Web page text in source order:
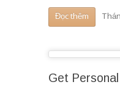
Đọc thêm
Get